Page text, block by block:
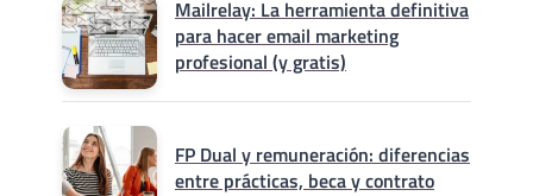
Mailrelay: La herramienta definitiva
para hacer email marketing
profesional (y gratis)
FP Dual y remuneración: diferencias
entre prácticas, beca y contrato